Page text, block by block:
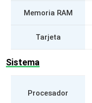
Memoria RAM
Tarjeta
Sistema
Procesador